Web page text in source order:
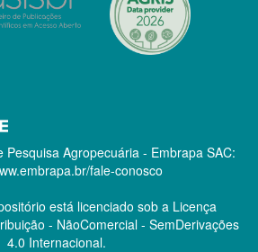
Pesquisa Agropecuária - Embrapa SAC:
fale-conosco
está licenciado sob a Licença
- NãoComercial - SemDerivações
4.0 Internacional.